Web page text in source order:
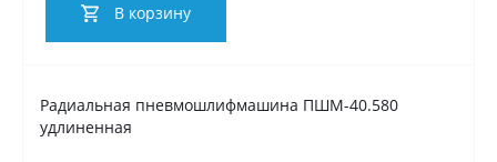
В корзину
Радиальная пневмошлифмашина ПШМ-40.580
удлиненная